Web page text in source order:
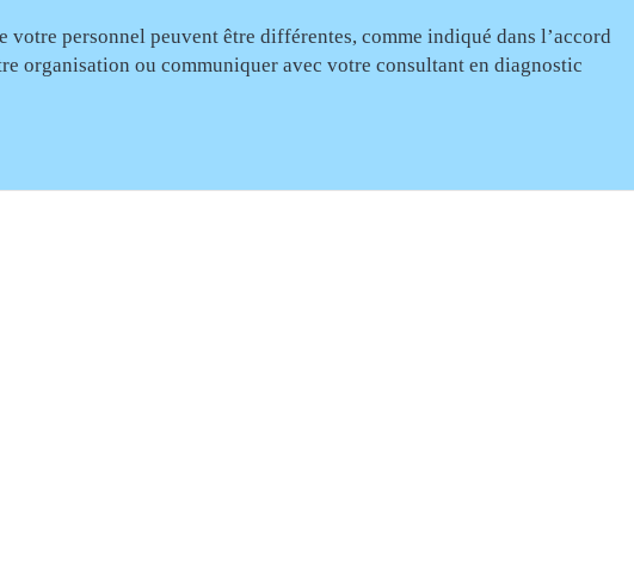
personnel peuvent être différentes, comme indiqué dans l’accord
organisation ou communiquer avec votre consultant en diagnostic